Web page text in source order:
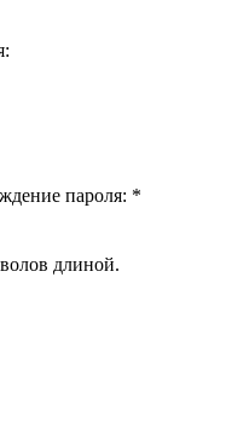
пароля: *
длиной.